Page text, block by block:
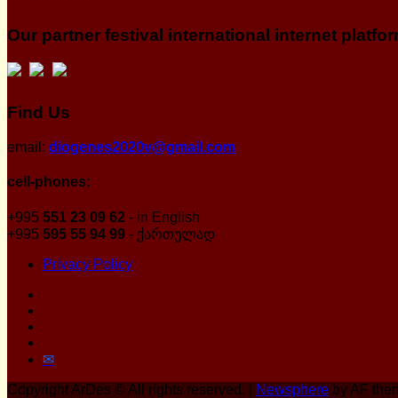
Our partner festival international internet
Find Us
email: diogenes2020v@gmail.com
cell-phones:
+995 551 23 09 62 - in English
+995 595 55 94 99 - ქართულად
Privacy Policy
Email
Copyright ArDes © All rights reserved. Newsphere by AF